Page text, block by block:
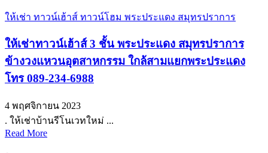
ให้เช่า ทาวน์เฮ้าส์ ทาวน์โฮม พระประแดง สมุทรปราการ
ให้เช่าทาวน์เฮ้าส์ 3 ชั้น พระประแดง สมุทรปราการ
ข้างวงแหวนอุตสาหกรรม ใกล้สามแยกพระประแดง
โทร 089-234-6988
4 พฤศจิกายน 2023
. ให้เช่าบ้านรีโนเวทใหม่ ...
Read More